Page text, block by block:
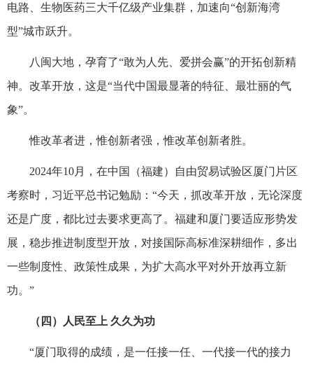
电路、生物医药三大千亿级产业集群，加速向“创新海湾
型”城市跃升。
八闽大地，孕育了“敢为人先、爱拼会赢”的开拓创新精
神。改革开放，这是“当代中国最显著的特征、最壮丽的气
象”。
惟改革者进，惟创新者强，惟改革创新者胜。
2024年10月，在中国（福建）自由贸易试验区厦门片区
考察时，习近平总书记勉励：“今天，抓改革开放，无论深度
还是广度，都比过去要求更高了。福建和厦门要适应形势发
展，稳步推进制度型开放，对接国际高标准深耕细作，多出
一些制度性、政策性成果，为扩大高水平对外开放再立新
功。”
（四）人民至上 久久为功
“厦门取得的成绩，是一任接一任、一代接一代的接力